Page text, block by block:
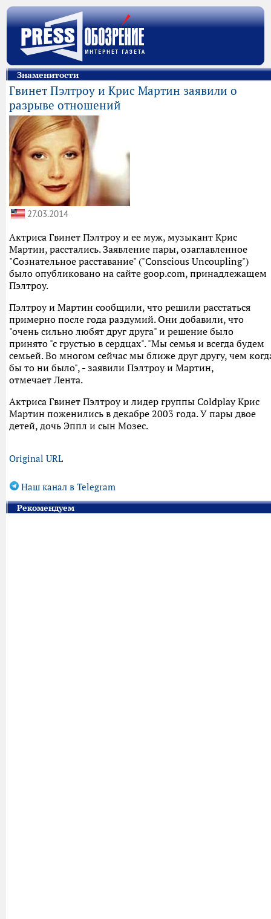
Знаменитости
Гвинет Пэлтроу и Крис Мартин заявили о
разрыве отношений
27.03.2014
Актриса Гвинет Пэлтроу и ее муж, музыкант Крис
Мартин, расстались. Заявление пары, озаглавленное
"Сознательное расставание" ("Conscious Uncoupling")
было опубликовано на сайте goop.com, принадлежащем
Пэлтроу.
Пэлтроу и Мартин сообщили, что решили расстаться
примерно после года раздумий. Они добавили, что
"очень сильно любят друг друга" и решение было
принято "с грустью в сердцах". "Мы семья и всегда будем
семьей. Во многом сейчас мы ближе друг другу, чем
бы то ни было", - заявили Пэлтроу и Мартин,
отмечает Лента.
Актриса Гвинет Пэлтроу и лидер группы Coldplay Крис
Мартин поженились в декабре 2003 года. У пары двое
детей, дочь Эппл и сын Мозес.
Original URL
Наш канал в Telegram
Рекомендуем